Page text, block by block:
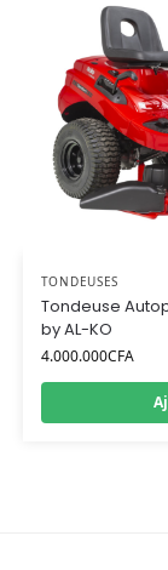
TONDEUSES
Tondeuse
by AL-KO
4.000.000CFA